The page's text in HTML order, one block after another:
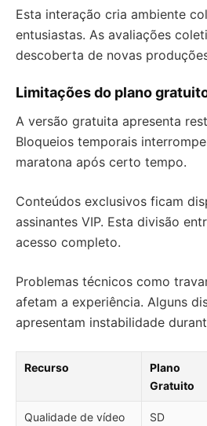
Esta interação cria ambiente
entusiastas. As avaliações
descoberta de novas
Limitações do plano
A versão gratuita apresenta
Bloqueios temporais
maratona após certo tempo.
Conteúdos exclusivos ficam
assinantes VIP. Esta divisão
acesso completo.
Problemas técnicos como
afetam a experiência. Alguns
apresentam instabilidade
Recurso
Plano
Gratuito
Qualidade de vídeo SD